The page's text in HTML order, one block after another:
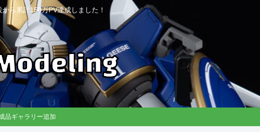
ら累計150万PV達成しました！
品ギャラリー追加